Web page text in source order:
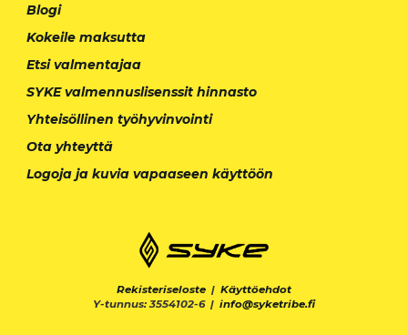
Blogi
Kokeile maksutta
Etsi valmentajaa
SYKE valmennuslisenssit hinnasto
Yhteisöllinen työhyvinvointi
Ota yhteyttä
Logoja ja kuvia vapaaseen käyttöön
Rekisteriseloste | Käyttöehdot
Y-tunnus: 3554102-6 | info@syketribe.fi